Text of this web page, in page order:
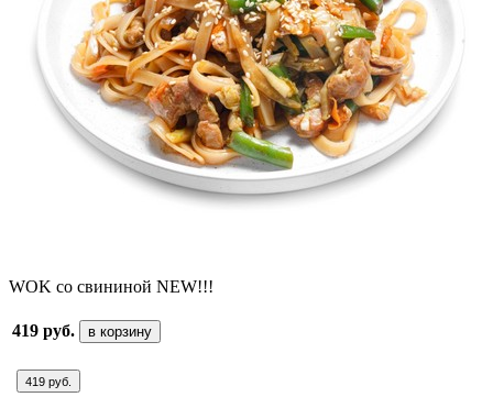
WOK со свининой NEW!!!
419 руб. в корзину
419 руб.